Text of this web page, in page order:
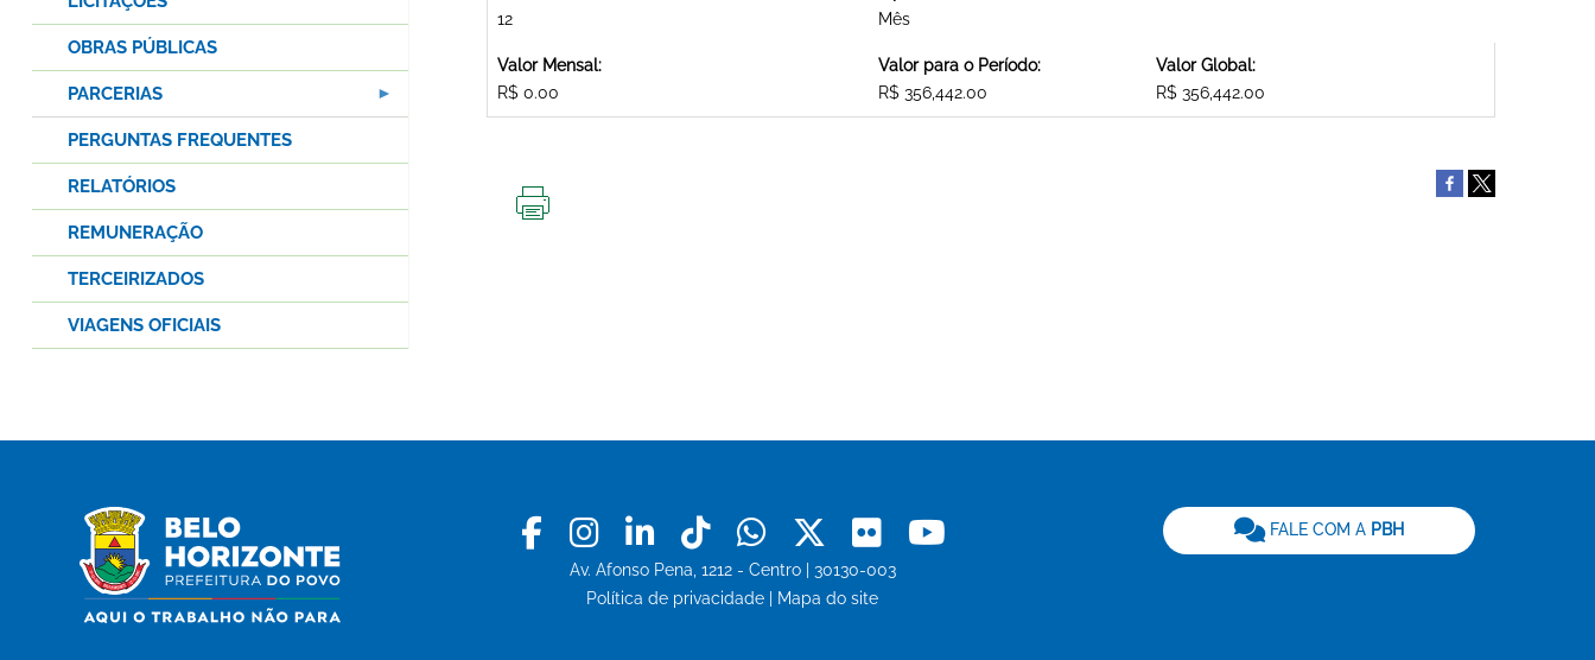
12
Mês
Valor Mensal:
R$ 0.00
Valor para o Período:
R$ 356,442.00
Valor Global:
R$ 356,442.00
OBRAS PÚBLICAS
PARCERIAS
PERGUNTAS FREQUENTES
RELATÓRIOS
REMUNERAÇÃO
TERCEIRIZADOS
VIAGENS OFICIAIS
Facebook
Instagram
LinkedinTiktokWhatsapp
X Flickr
Av. Afonso Pena, 1212 - Centro | 30130-003
Política de privacidade
Mapa do site
FALE COM A PBH